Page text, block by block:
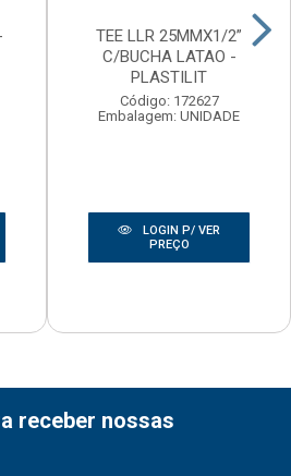
TEE LLR 25MMX1/2”
C/BUCHA LATAO -
PLASTILIT
Código: 172627
Embalagem: UNIDADE
LOGIN P/ VER
PREÇO
receber nossas